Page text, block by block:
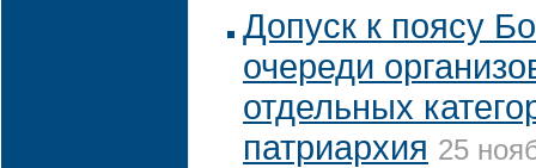
Допуск к поясу
очереди
отдельных
патриархия 25